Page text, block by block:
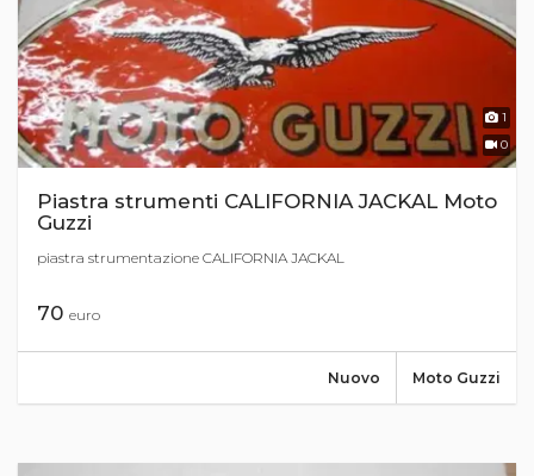
1
0
Piastra strumenti CALIFORNIA JACKAL Moto
Guzzi
piastra strumentazione CALIFORNIA JACKAL
70 euro
Moto Guzzi
Nuovo